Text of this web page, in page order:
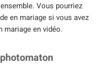
Vous pourriez
en mariage si vous avez
mariage en vidéo.